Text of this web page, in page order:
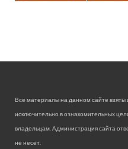
Все материалы на данном сайте взяты
исключительно в ознакомительных
владельцам. Администрация сайта
не несет.